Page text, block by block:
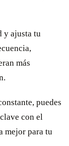
y ajusta tu
más
puedes
con el
mejor para tu